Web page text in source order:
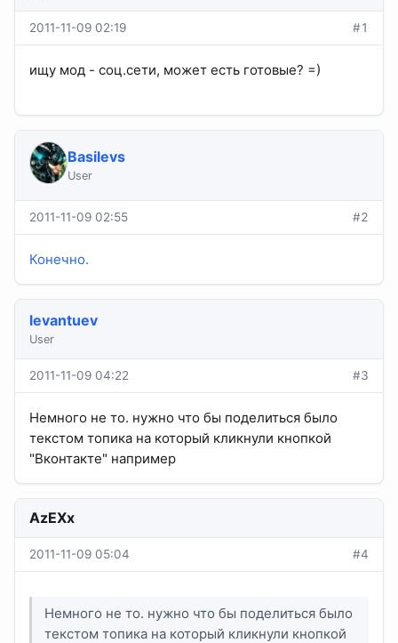
2011-11-09 02:19 #1
ищу мод - соц.сети, может есть готовые? =)
Basilevs
User
2011-11-09 02:55 #2
Конечно.
levantuev
User
2011-11-09 04:22 #3
Немного не то. нужно что бы поделиться было
текстом топика на который кликнули кнопкой
"Вконтакте" например
AzEXx
2011-11-09 05:04 #4
Немного не то. нужно что бы поделиться было
текстом топика на который кликнули кнопкой